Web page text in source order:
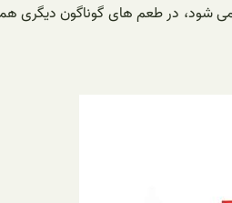
شود، در طعم های گوناگون دیگری